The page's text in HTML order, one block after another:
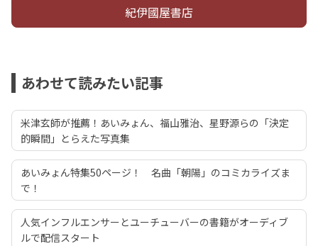
紀伊國屋書店
あわせて読みたい記事
米津玄師が推薦！あいみょん、福山雅治、星野源らの「決定
的瞬間」とらえた写真集
あいみょん特集50ページ！ 名曲「朝陽」のコミカライズま
で！
人気インフルエンサーとユーチューバーの書籍がオーディブ
ルで配信スタート